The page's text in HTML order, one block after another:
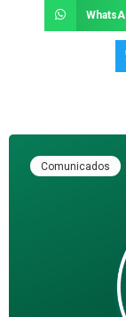
Comunicados